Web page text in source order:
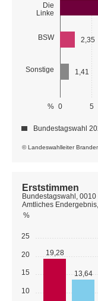
Die
Linke
BSW
Sonstige
0 5
%
2,35
1,41
© Landeswahlleiter
Bundestagswahl
10
15
20
25
%
19,28
13,64
Erststimmen
Bundestagswahl,
Amtliches